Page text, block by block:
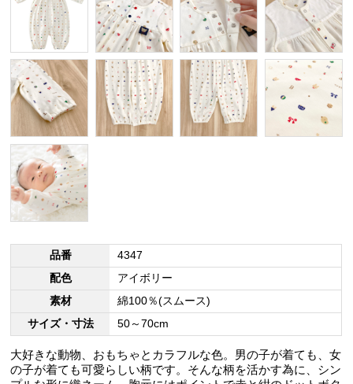
品番
4347
配色
アイボリー
素材
綿100％(スムース)
サイズ・寸法
50～70cm
大好きな動物、おもちゃとカラフルな色。男の子が着ても、女
の子が着ても可愛らしい柄です。そんな柄を活かす為に、シン